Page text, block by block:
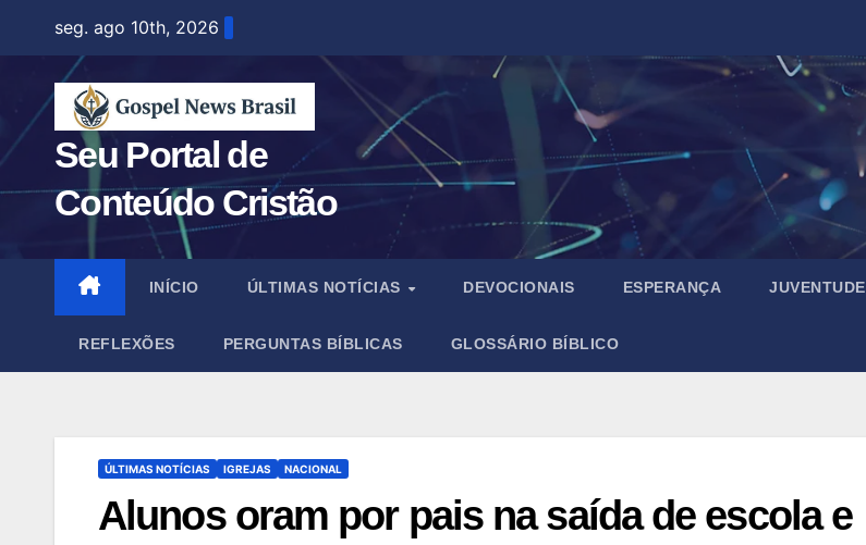
content
seg. ago 10th, 2026
Seu Portal de
Conteúdo Cristão
INÍCIO ÚLTIMAS NOTÍCIAS DEVOCIONAIS ESPERANÇA JUVENTUDE
REFLEXÕES PERGUNTAS BÍBLICAS GLOSSÁRIO BÍBLICO
ÚLTIMAS NOTÍCIAS IGREJAS NACIONAL
Alunos oram por pais na saída de escola e